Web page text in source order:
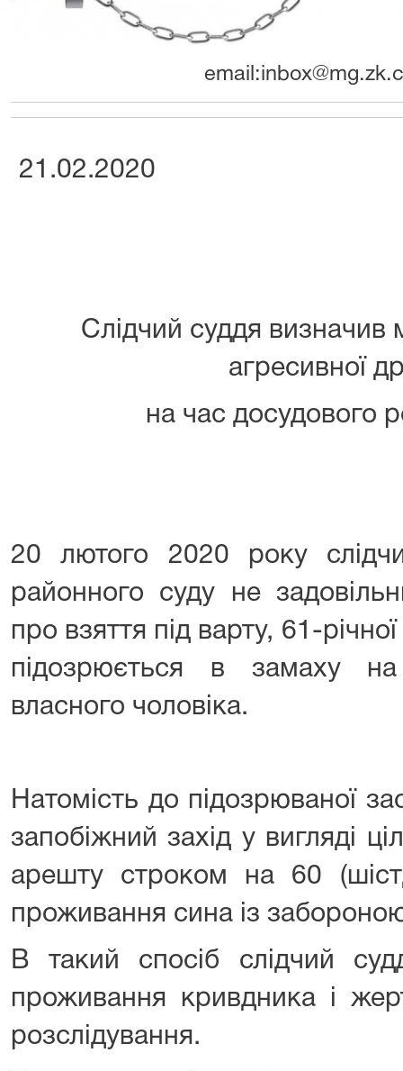
21.02.2020
Слідчий суддя визначив
агресивної
на час досудового
20 лютого 2020 року
районного суду не
про взяття під варту, 61-
підозрюється в замаху на
власного чоловіка.
Натомість до підозрюваної
запобіжний захід у вигляді
арешту строком на 60
проживання сина із
В такий спосіб слідчий
проживання кривдника і
розслідування.